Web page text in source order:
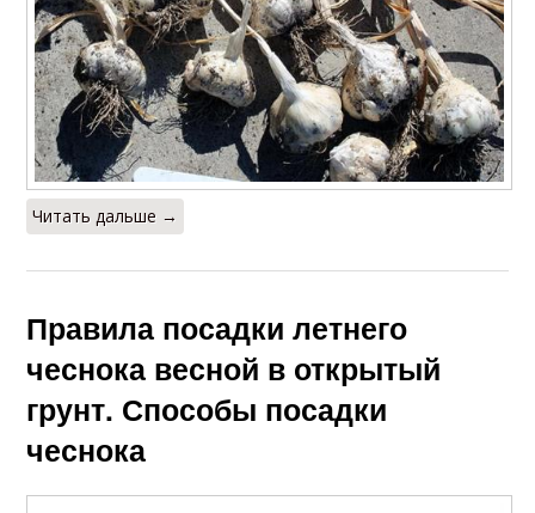
Читать дальше →
Правила посадки летнего
чеснока весной в открытый
грунт. Способы посадки
чеснока